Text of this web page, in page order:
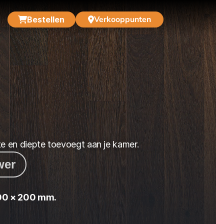
Bestellen Verkooppunten
en diepte toevoegt aan je kamer.
× 200 mm.